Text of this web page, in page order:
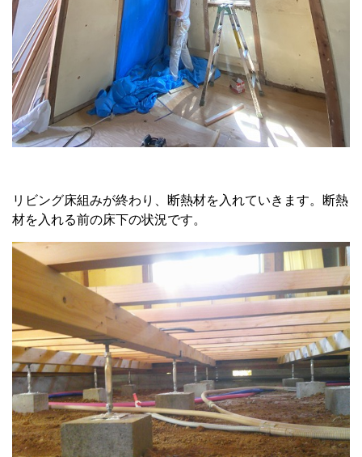
リビング床組みが終わり、断熱材を入れていきます。断熱
材を入れる前の床下の状況です。